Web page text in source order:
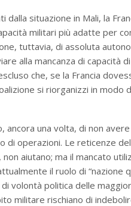
situazione in Mali, la
militari più adatte per
tuttavia, di assoluta
alla mancanza di capacità
che, se la Francia
si riorganizzi in modo
ancora una volta, di non
operazioni. Le reticenze
aiutano; ma il mancato
il ruolo di “nazione
volontà politica delle
militare rischiano di